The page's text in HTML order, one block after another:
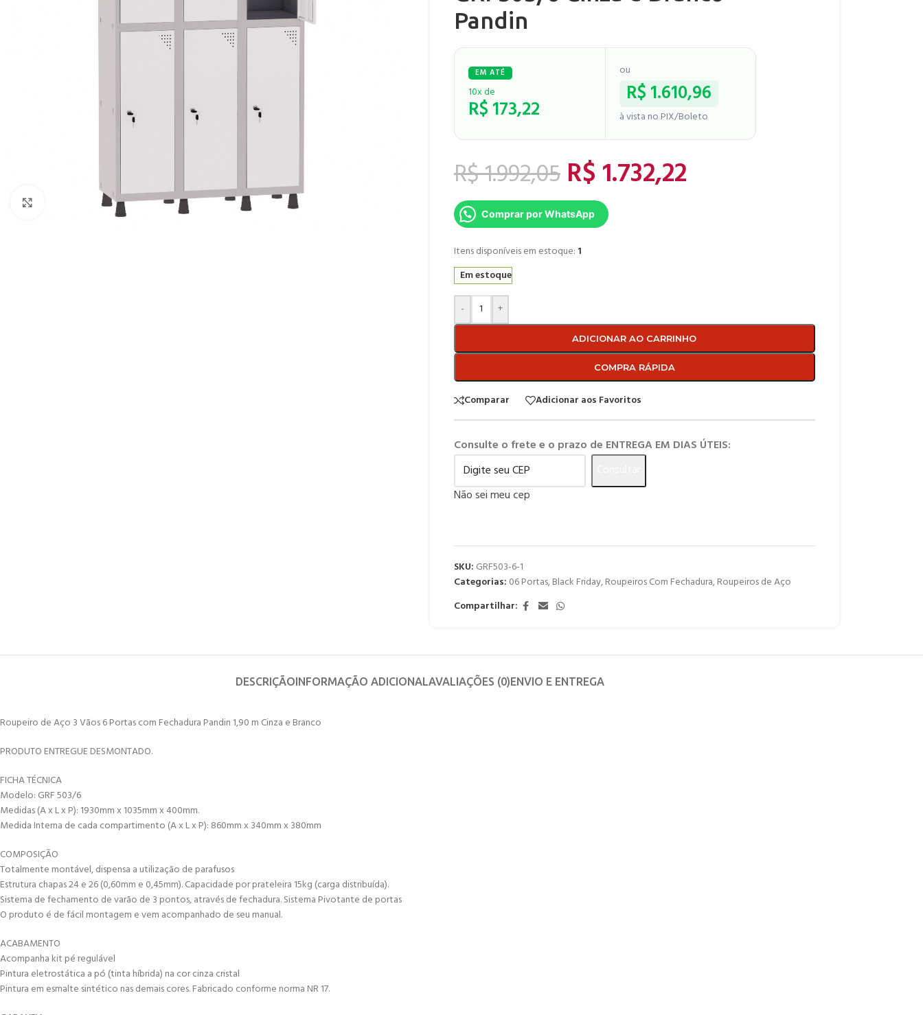
Clique para ampliar
Pandin
10x de
R$173,22
ou
R$1.610,96
à vista no PIX/Boleto
R$1.992,05 R$1.732,22
Comprar por WhatsApp
Itens disponíveis em estoque: 1
Em estoque
- +
ADICIONAR AO CARRINHO
COMPRA RÁPIDA
Comparar Adicionar aos Favoritos
Consulte o frete e o prazo de ENTREGA EM DIAS ÚTEIS:
Não sei meu cep
SKU: GRF503-6-1
Categorias: 06 Portas,Black Friday,Roupeiros Com Fechadura,Roupeiros de Aço
Compartilhar:
DESCRIÇÃOINFORMAÇÃO ADICIONAL AVALIAÇÕES (0)ENVIO E ENTREGA
Roupeiro de Aço 3 Vãos 6 Portas com Fechadura Pandin 1,90 m Cinza e Branco
PRODUTO ENTREGUE DESMONTADO.
FICHA TÉCNICA
Modelo: GRF 503/6
Medidas (A x L x P): 1930mm x 1035mm x 400mm.
Medida Interna de cada compartimento (A x L x P): 860mm x 340mm x 380mm
COMPOSIÇÃO
Totalmente montável, dispensa a utilização de parafusos
Estrutura chapas 24 e 26 (0,60mm e 0,45mm). Capacidade por prateleira 15kg (carga distribuída).
Sistema de fechamento de varão de 3 pontos, através de fechadura. Sistema Pivotante de portas
O produto é de fácil montagem e vem acompanhado de seu manual.
ACABAMENTO
Acompanha kit pé regulável
Pintura eletrostática a pó (tinta híbrida) na cor cinza cristal
Pintura em esmalte sintético nas demais cores. Fabricado conforme norma NR 17.